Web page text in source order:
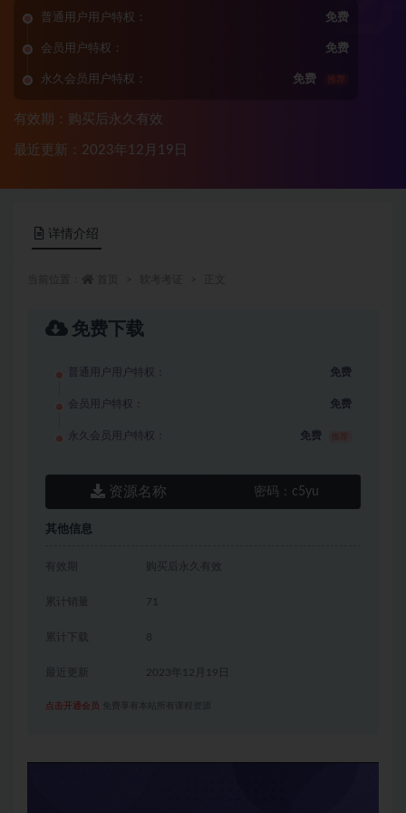
普通用户用户特权： 免费
会员用户特权： 免费
永久会员用户特权： 免费 推荐
有效期：购买后永久有效
最近更新：2023年12月19日
详情介绍
免费下载
普通用户用户特权： 免费
会员用户特权： 免费
永久会员用户特权： 免费
资源名称 密码： c5yu
其他信息
有效期 购买后永久有效
累计销量 71
累计下载 8
2023年12月19日
点击开通会员 免费享有本站所有课程资源